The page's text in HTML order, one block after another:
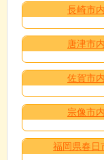
長崎市
唐津市
佐賀市
宗像市
福岡県春日